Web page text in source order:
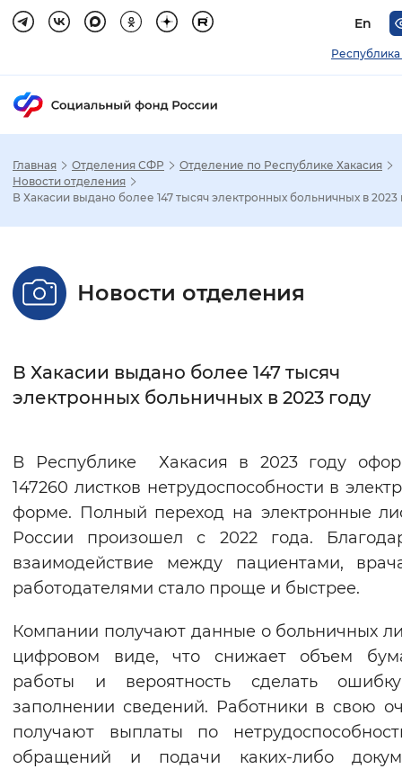
En
Республика
Настройка режима отображения
Стандартный Увеличенный
Без засечек С засечками
Нормальный Увеличенный
Цвет сайта
Монохромный
Синий фон
Изображения
Включены Выключены
Воспроизвести Остановить
Главная Отделения СФР
Отделение по Республике Хакасия
Новости отделения
В Хакасии выдано более 147 тысяч электронных больничных в 2023
Новости отделения
В Хакасии выдано более 147 тысяч
электронных больничных в 2023 году
В Республике Хакасия в 2023 году
147260 листков нетрудоспособности в
форме. Полный переход на электронные
России произошел с 2022 года.
взаимодействие между пациентами,
работодателями стало проще и быстрее.
Компании получают данные о больничных
цифровом виде, что снижает объем
работы и вероятность сделать
заполнении сведений. Работники в свою
получают выплаты по
обращений и подачи каких-либо